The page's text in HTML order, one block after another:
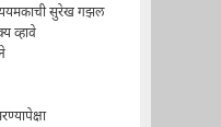
सुरेख गझल
व्हावे